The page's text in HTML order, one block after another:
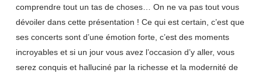
EMBED
comprendre tout un tas de choses… On ne va pas tout vous
dévoiler dans cette présentation ! Ce qui est certain, c’est que
ses concerts sont d’une émotion forte, c’est des moments
incroyables et si un jour vous avez l’occasion d’y aller, vous
serez conquis et halluciné par la richesse et la modernité de